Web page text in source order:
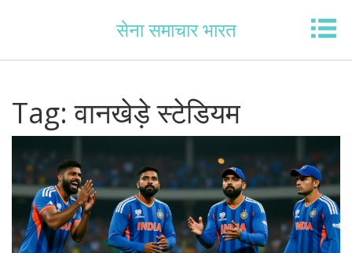
सेना समाचार भारत
Tag: वानखेड़े स्टेडियम